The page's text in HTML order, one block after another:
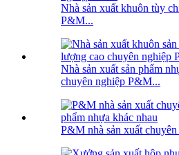
Nhà sản xuất khuôn tùy
P&M...
Nhà sản xuất sản phẩm
chuyên nghiệp P&M...
P&M nhà sản xuất